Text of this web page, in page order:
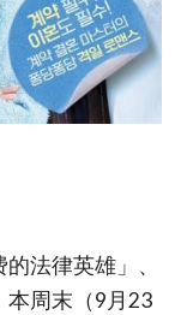
法律英雄」、
本周末（9月23